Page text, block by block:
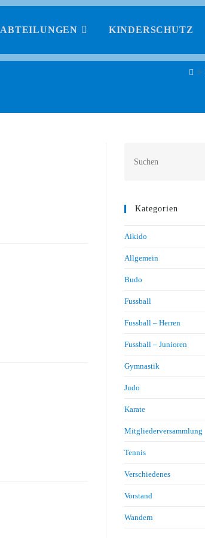
ABTEILUNGEN KINDERSCHUTZ
>
Kategorien
Aikido
Allgemein
Budo
Fussball
Fussball – Herren
Fussball – Junioren
Gymnastik
Judo
Karate
Mitgliederversammlung
Tennis
Verschiedenes
Vorstand
Wandern